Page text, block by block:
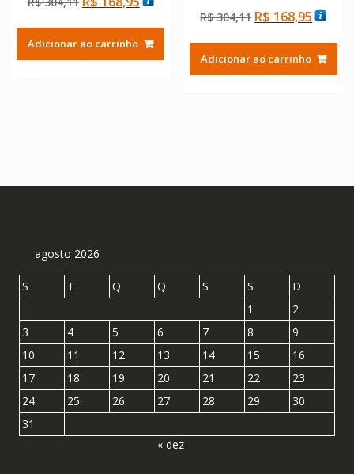
de 5
original
era:
atual
é:
Adicionar ao carrinho
4.50
de 5
R$304,11 O
original
era:
R$ 168,95O
atual
é:
Adicionar ao carrinho
agosto 2026
S T Q Q S S
D
1
2
3
4 5 6 7 8
9
10
11 12 13 14 15
16
17
18 19 20 21 22
23
24
25 26 27 28 29
30
31
« dez